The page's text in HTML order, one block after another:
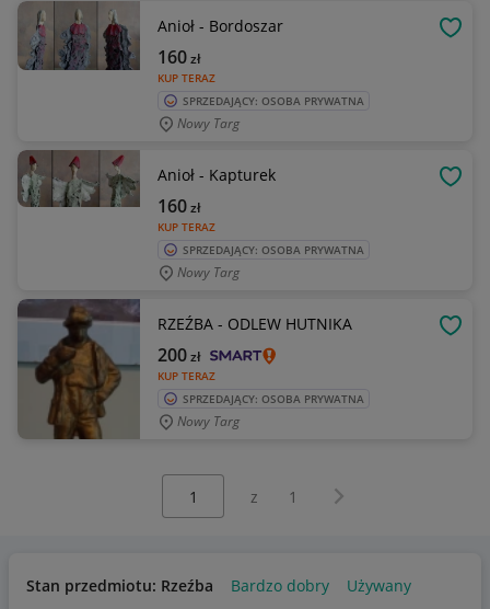
Anioł - Bordoszar
KUP TERAZ
160zł
SPRZEDAJĄCY: OSOBA PRYWATNA
Nowy Targ
Anioł - Kapturek
KUP TERAZ
160zł
SPRZEDAJĄCY: OSOBA PRYWATNA
Nowy Targ
RZEŹBA - ODLEW HUTNIKA
KUP TERAZ
200zł
SPRZEDAJĄCY: OSOBA PRYWATNA
Nowy Targ
z 1 Następna strona
Stan przedmiotu: Rzeźba Bardzo dobry Używany